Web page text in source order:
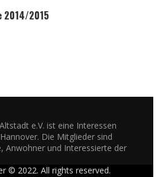
2014/2015
e.V. ist eine Interessen
Die Mitglieder sind
Anwohner und Interessierte der
© 2022. All rights reserved.